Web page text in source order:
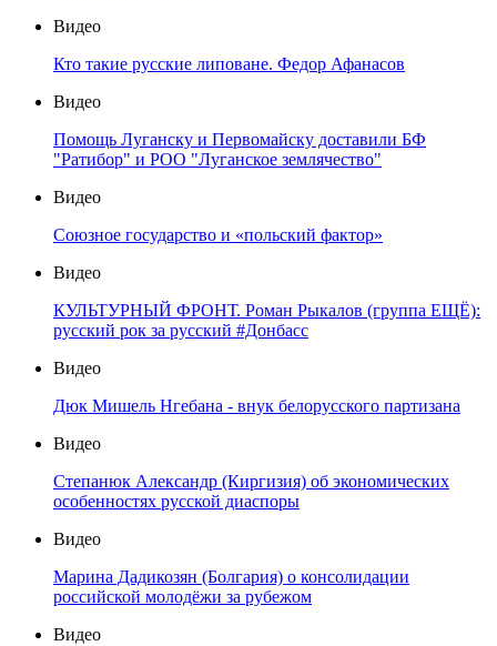
Видео
Кто такие русские липоване. Федор Афанасов
Видео
Помощь Луганску и Первомайску доставили БФ
"Ратибор" и РОО "Луганское землячество"
Видео
Союзное государство и «польский фактор»
Видео
КУЛЬТУРНЫЙ ФРОНТ. Роман Рыкалов (группа ЕЩЁ):
русский рок за русский #Донбасс
Видео
Дюк Мишель Нгебана - внук белорусского партизана
Видео
Степанюк Александр (Киргизия) об экономических
особенностях русской диаспоры
Видео
Марина Дадикозян (Болгария) о консолидации
российской молодёжи за рубежом
Видео